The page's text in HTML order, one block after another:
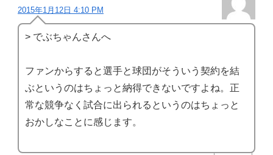
2015年1月12日 4:10 PM
> でぶちゃんさんへ
ファンからすると選手と球団がそういう契約を結
ぶというのはちょっと納得できないですよね。正
常な競争なく試合に出られるというのはちょっと
おかしなことに感じます。